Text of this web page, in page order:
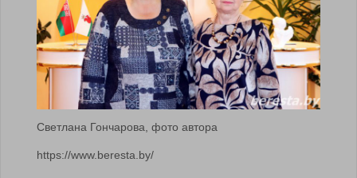
Светлана Гончарова, фото автора
https://www.beresta.by/